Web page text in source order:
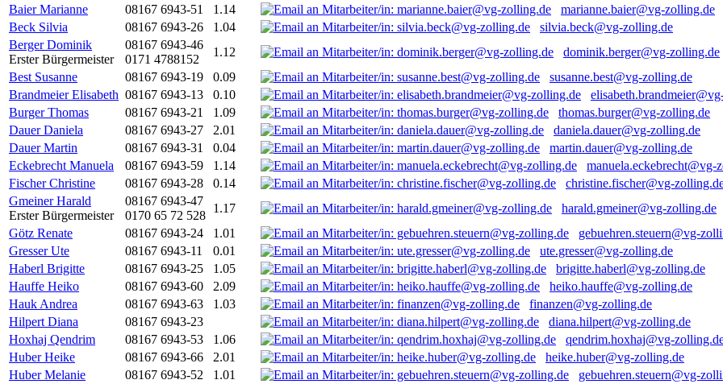
Baier Marianne
08167 6943-51 1.14
marianne.baier@vg-zolling.de
Beck Silvia
08167 6943-26 1.04
silvia.beck@vg-zolling.de
Berger Dominik
Erster Bürgermeister
08167 6943-46
0171 4788152
1.12
dominik.berger@vg-zolling.de
Best Susanne
08167 6943-19 0.09
susanne.best@vg-zolling.de
Brandmeier Elisabeth 08167 6943-13 0.10
Burger Thomas
08167 6943-21 1.09
thomas.burger@vg-zolling.de
Dauer Daniela
08167 6943-27 2.01
daniela.dauer@vg-zolling.de
Dauer Martin
08167 6943-31 0.04
martin.dauer@vg-zolling.de
Eckebrecht Manuela
08167 6943-59 1.14
manuela.eckebrecht@vg-
Fischer Christine
08167 6943-28 0.14
christine.fischer@vg-
Gmeiner Harald
Erster Bürgermeister
08167 6943-47
0170 65 72 528
1.17
harald.gmeiner@vg-zolling.de
Götz Renate
08167 6943-24 1.01
gebuehren.steuern@vg-
Gresser Ute
08167 6943-11 0.01
ute.gresser@vg-zolling.de
Haberl Brigitte
08167 6943-25 1.05
brigitte.haberl@vg-zolling.de
Hauffe Heiko
08167 6943-60 2.09
heiko.hauffe@vg-zolling.de
Hauk Andrea
08167 6943-63 1.03
finanzen@vg-zolling.de
Hilpert Diana
08167 6943-23
diana.hilpert@vg-zolling.de
Hoxhaj Qendrim
08167 6943-53 1.06
qendrim.hoxhaj@vg-
Huber Heike
08167 6943-66 2.01
heike.huber@vg-zolling.de
Huber Melanie
08167 6943-52 1.01
gebuehren.steuern@vg-